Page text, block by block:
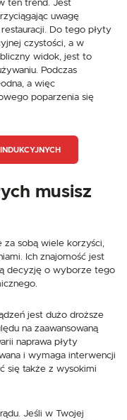
ten trend. Jest
uwagę
Do tego płyty
czystości, a w
widok, jest to
Podczas
a więc
poparzenia się
musisz
za sobą wiele korzyści,
Ich znajomość jest
decyzję o wyborze tego
jest dużo droższe
na zaawansowaną
naprawa płyty
i wymaga interwencji
się także z wysokimi
Jeśli w Twojej